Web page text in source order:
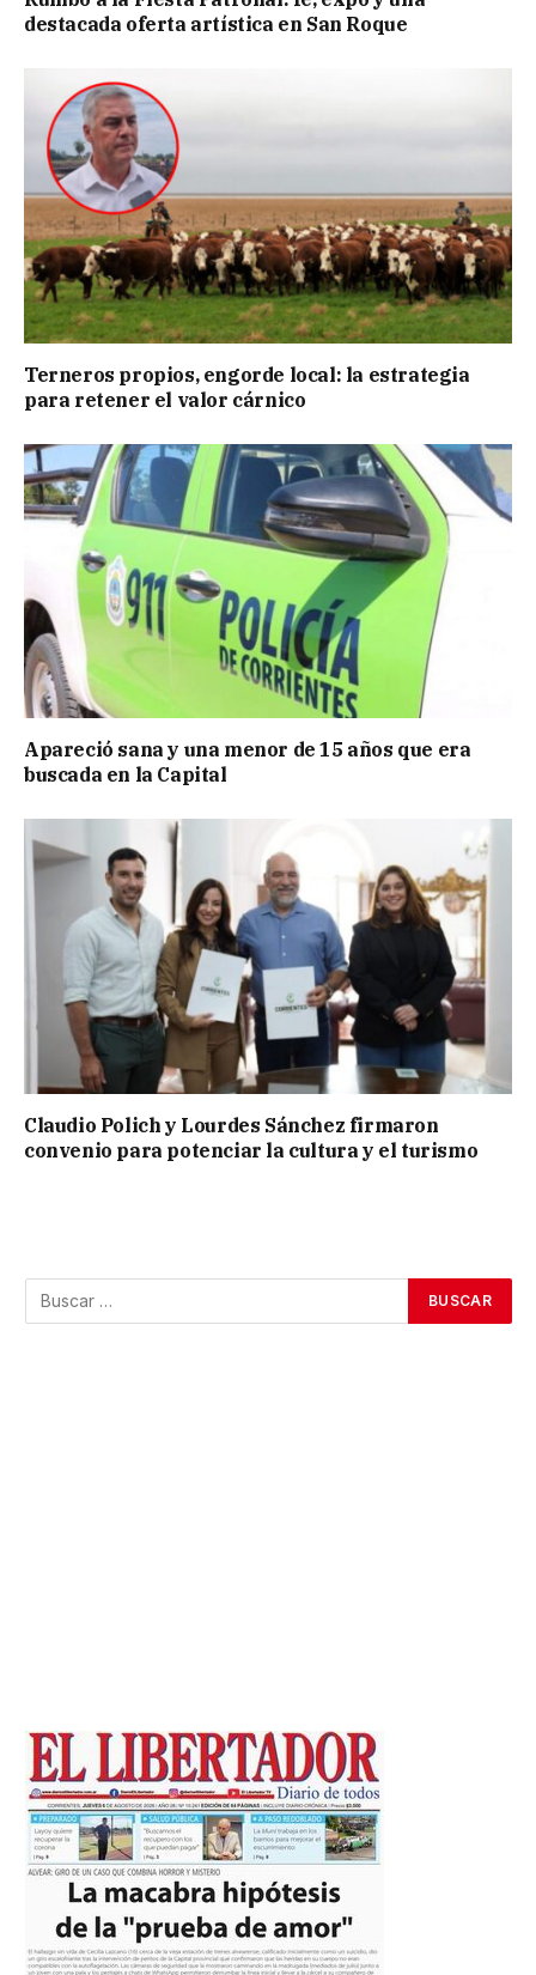
destacada oferta artística en San Roque
Terneros propios, engorde local: la estrategia
para retener el valor cárnico
Apareció sana y una menor de 15 años que era
buscada en la Capital
Claudio Polich y Lourdes Sánchez firmaron
convenio para potenciar la cultura y el turismo